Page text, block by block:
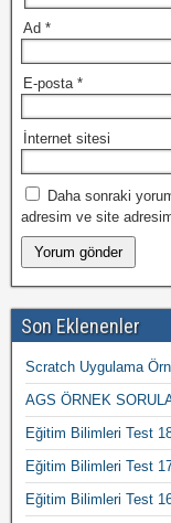
Ad *
E-posta *
İnternet sitesi
Daha sonraki
adresim ve site
Son Eklenenler
Scratch Uygulama
AGS ÖRNEK
Eğitim Bilimleri Test
Eğitim Bilimleri Test
Eğitim Bilimleri Test